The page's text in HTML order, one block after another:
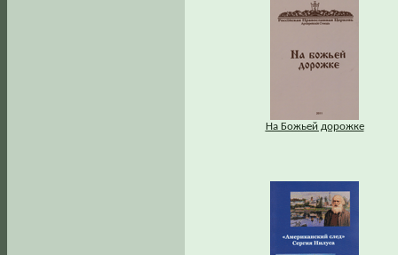
На Божьей дорожке